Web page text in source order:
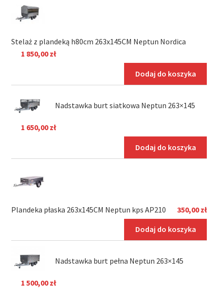
Stelaż z plandeką h80cm 263x145CM Neptun Nordica
1 850,00zł
Dodaj do koszyka
Nadstawka burt siatkowa Neptun 263×145
1 650,00zł
Dodaj do koszyka
Plandeka płaska 263x145CM Neptun kps AP210 350,00zł
Dodaj do koszyka
Nadstawka burt pełna Neptun 263×145
1 500,00zł